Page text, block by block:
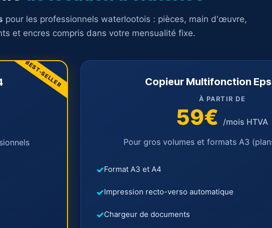
pour les professionnels waterlootois : pièces, main d'œuvre,
et encres compris dans votre mensualité fixe.
Copieur Multifonction
À PARTIR DE
59€ /mois HTVA
Pour gros volumes et formats A3
Format A3 et A4
Impression recto-verso automatique
Chargeur de documents